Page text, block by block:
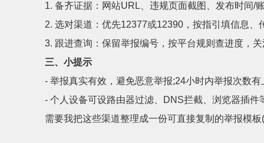
1. 备齐证据：网站URL、违规页面截图、发布时间/
2. 选对渠道：优先12377或12390，按指引填信息、
3. 跟进查询：保留举报编号，按平台规则查进度，
三、小提示
- 举报真实有效，避免恶意举报;24小时内举报次数
- 个人设备可设路由器过滤、DNS拦截、浏览器插
需要我把这些渠道整理成一份可直接复制的举报模